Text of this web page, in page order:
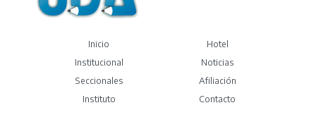
Inicio
Institucional
Seccionales
Instituto
Hotel
Noticias
Afiliación
Contacto